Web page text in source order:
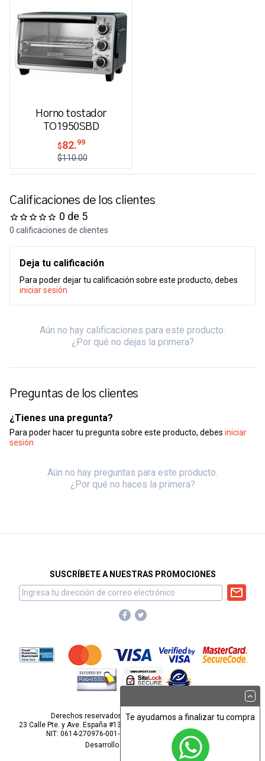
Te ayudamos a finalizar tu compra
Horno tostador
TO1950SBD
$82.99
$110.00
Calificaciones de los clientes
0 de 5
0 calificaciones de clientes
Deja tu calificación
Para poder dejar tu calificación sobre este producto, debes
iniciar sesión
Aún no hay calificaciones para este producto.
¿Por qué no dejas la primera?
Preguntas de los clientes
¿Tienes una pregunta?
Para poder hacer tu pregunta sobre este producto, debes iniciar
sesión
Aún no hay preguntas para este producto.
¿Por qué no haces la primera?
SUSCRÍBETE A NUESTRAS PROMOCIONES
Derechos reservados para Omnisport, S.A. de C.V.
23 Calle Pte. y Ave. España #1313, Barrio San Miguelito, San Salvador.
NIT: 0614-270976-001-2
webmaster@omnisport.com
Desarrollo por
Pop Studios